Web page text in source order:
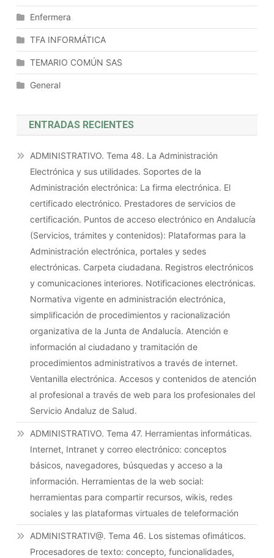
En
Informáticos.
Enfermera
TFA INFORMÁTICA
TEMARIO COMÚN SAS
General
ENTRADAS RECIENTES
ADMINISTRATIVO. Tema 48. La Administración
Electrónica y sus utilidades. Soportes de la
Administración electrónica: La firma electrónica. El
certificado electrónico. Prestadores de servicios de
certificación. Puntos de acceso electrónico en Andalucía
(Servicios, trámites y contenidos): Plataformas para la
Administración electrónica, portales y sedes
electrónicas. Carpeta ciudadana. Registros electrónicos
y comunicaciones interiores. Notificaciones electrónicas.
Normativa vigente en administración electrónica,
simplificación de procedimientos y racionalización
organizativa de la Junta de Andalucía. Atención e
información al ciudadano y tramitación de
procedimientos administrativos a través de internet.
Ventanilla electrónica. Accesos y contenidos de atención
al profesional a través de web para los profesionales del
Servicio Andaluz de Salud.
ADMINISTRATIVO. Tema 47. Herramientas informáticas.
Internet, Intranet y correo electrónico: conceptos
básicos, navegadores, búsquedas y acceso a la
información. Herramientas de la web social:
herramientas para compartir recursos, wikis, redes
sociales y las plataformas virtuales de teleformación
ADMINISTRATIV@. Tema 46. Los sistemas ofimáticos.
Procesadores de texto: concepto, funcionalidades,